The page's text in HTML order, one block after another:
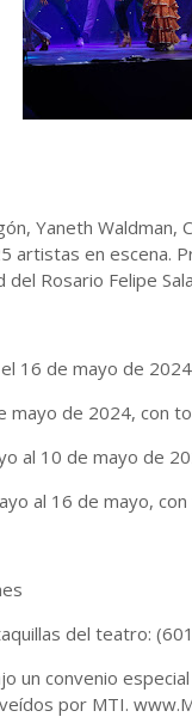
Yaneth Waldman,
artistas en escena.
Rosario Felipe
16 de mayo de
mayo de 2024, con
al 10 de mayo de
al 16 de mayo,
del teatro:
un convenio
por MTI.